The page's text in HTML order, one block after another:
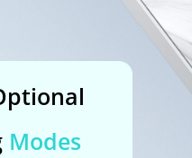
Modes